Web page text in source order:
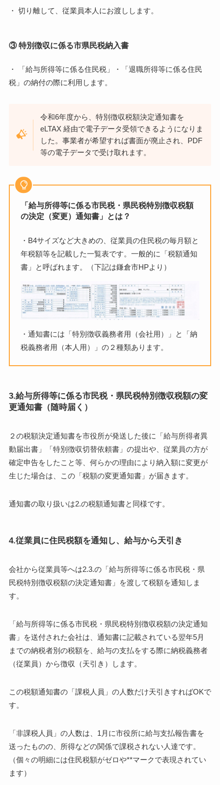
・ 切り離して、従業員本人にお渡しします。
③ 特別徴収に係る市県民税納入書
・ 「給与所得等に係る住民税」・「退職所得等に係る住民
税」の納付の際に利用します。
令和6年度から、特別徴収税額決定通知書を
eLTAX 経由で電子データ受領できるようになりま
した。事業者が希望すれば書面が廃止され、PDF
等の電子データで受け取れます。
「給与所得等に係る市民税・県民税特別徴収税額
の決定（変更）通知書」とは？
・B4サイズなど大きめの、従業員の住民税の毎月額と
年税額等を記載した一覧表です。一般的に「税額通知
書」と呼ばれます。（下記は鎌倉市HPより）
・通知書には「特別徴収義務者用（会社用）」と「納
税義務者用（本人用）」の２種類あります。
3.給与所得等に係る市民税・県民税特別徴収税額の変
更通知書（随時届く）
２の税額決定通知書を市役所が発送した後に「給与所得者異
動届出書」「特別徴収切替依頼書」の提出や、従業員の方が
確定申告をしたこと等、何らかの理由により納入額に変更が
生じた場合は、この「税額の変更通知書」が届きます。
通知書の取り扱いは2.の税額通知書と同様です。
4.従業員に住民税額を通知し、給与から天引き
会社から従業員等へは2.3.の「給与所得等に係る市民税・県
民税特別徴収税額の決定通知書」を渡して税額を通知しま
す。
「給与所得等に係る市民税・県民税特別徴収税額の決定通知
書」を送付された会社は、通知書に記載されている翌年5月
までの納税者別の税額を、給与の支払をする際に納税義務者
（従業員）から徴収（天引き）します。
この税額通知書の「課税人員」の人数だけ天引きすればOKで
す。
「非課税人員」の人数は、1月に市役所に給与支払報告書を
送ったものの、所得などの関係で課税されない人達です。
（個々の明細には住民税額がゼロや**マークで表現されてい
ます）